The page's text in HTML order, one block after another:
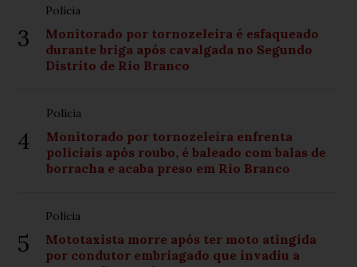
3
Polícia
Monitorado por tornozeleira é esfaqueado
durante briga após cavalgada no Segundo
Distrito de Rio Branco
4
Polícia
Monitorado por tornozeleira enfrenta
policiais após roubo, é baleado com balas de
borracha e acaba preso em Rio Branco
5
Polícia
Mototaxista morre após ter moto atingida
por condutor embriagado que invadiu a